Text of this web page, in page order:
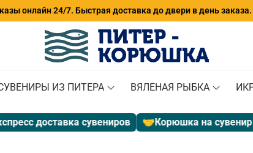
онлайн 24/7. Быстрая доставка до двери в день заказа.
ИЗ ПИТЕРА ВЯЛЕНАЯ РЫБКА
сувениров 🤝Корюшка на сувенир за 280